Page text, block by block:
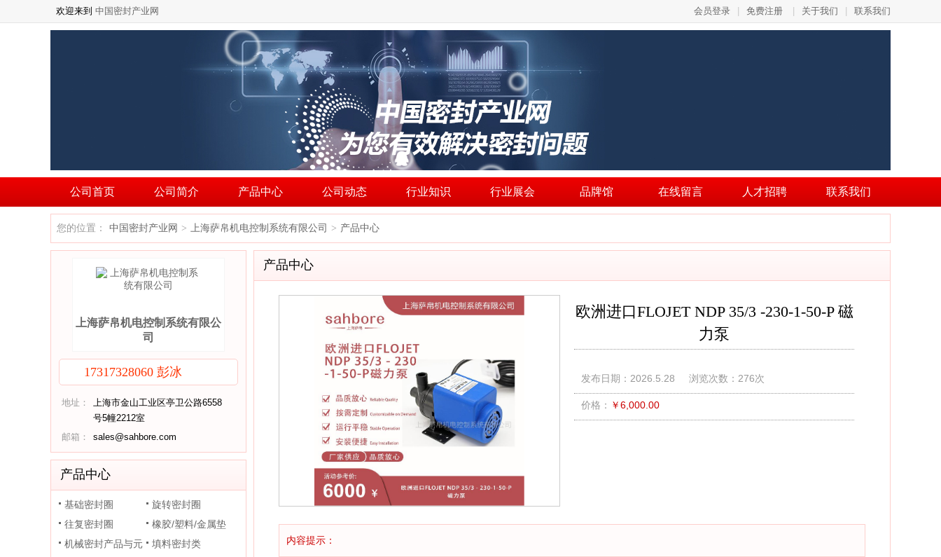
欢迎来到 中国密封产业网 会员登录 免费注册 关于我们 联系我们
公司首页 公司简介 产品中心 公司动态 行业知识 行业展会 品牌馆 在线留言 人才招聘 联系我们
您的位置： 中国密封产业网 > 上海萨帛机电控制系统有限公司 > 产品中心
上海萨帛机电控制系统有限公
司
17317328060 彭冰
地址：
上海市金山工业区亭卫公路6558
号5幢2212室
邮箱：
sales@sahbore.com
产品中心
基础密封圈
旋转密封圈
往复密封圈
橡胶/塑料/金属垫
片
机械密封产品与元
填料密封类
产品中心
欧洲进口FLOJET NDP 35/3 -230-1-50-P 磁
力泵
发布日期：2026.5.28 浏览次数：276次
价格： ￥6,000.00
内容提示：